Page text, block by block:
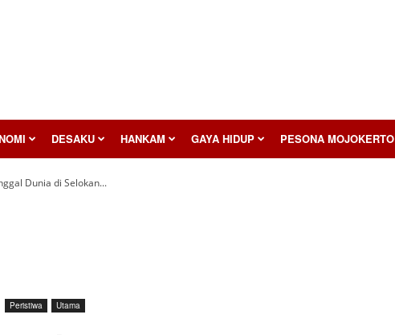
DESAKU HANKAM GAYA HIDUP PESONA MOJOKERTO
Dunia di Selokan...
Peristiwa Utama